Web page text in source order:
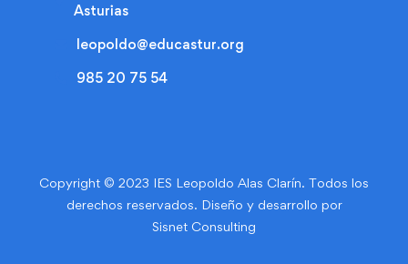
Asturias
leopoldo@educastur.org
985 20 75 54
Copyright © 2023 IES Leopoldo Alas Clarín. Todos los
derechos reservados. Diseño y desarrollo por
Sisnet Consulting